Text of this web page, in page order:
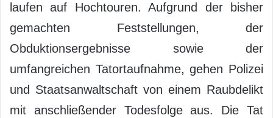
laufen auf Hochtouren. Aufgrund der bisher
gemachten Feststellungen, der
Obduktionsergebnisse sowie der
umfangreichen Tatortaufnahme, gehen Polizei
und Staatsanwaltschaft von einem Raubdelikt
mit anschließender Todesfolge aus. Die Tat